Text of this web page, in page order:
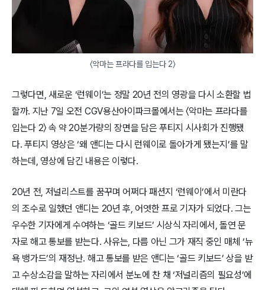
〈악마는 프라다를 입는다 2〉
그렇다면, 새로운 ‘런웨이’는 정말 20년 전의 영광을 다시 소환할 법
할까. 지난 7일 오전 CGV용산아이파크몰에서는 〈악마는 프라다를
입는다 2〉 속 약 20분가량의 장면을 담은 푸티지 시사회가 진행됐
다. 푸티지 영상은 ‘왜 앤디는 다시 런웨이로 돌아가게 됐는지’를 말
하는데, 영상에 담긴 내용은 이렇다.
20년 전, 저널리스트를 꿈꾸며 어쩌다 패션지 ‘런웨이’에서 미란다
의 조수로 일했던 앤디는 20년 후, 어엿한 프로 기자가 되었다. 그는
우수한 기자에게 수여하는 ‘골드 키보드’ 시상식 자리에서, 돌연 문
자로 해고 통보를 받는다. 사유는, 다름 아닌 그가 재직 중인 매체 ‘뉴
욕 뱅가드’의 재정난. 해고 통보를 받은 앤디는 ‘골드 키보드’ 상을 받
고 수상소감을 말하는 자리에서 분노에 찬 채 ‘저널리즘의 필요성’에